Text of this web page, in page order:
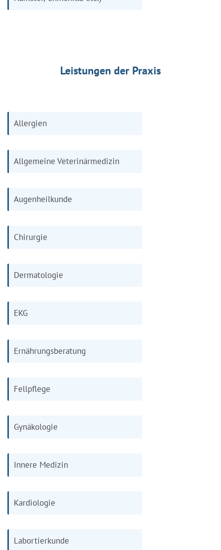
Leistungen der Praxis
Allergien
Allgemeine Veterinärmedizin
Augenheilkunde
Chirurgie
Dermatologie
EKG
Ernährungsberatung
Fellpflege
Gynäkologie
Innere Medizin
Kardiologie
Labortierkunde